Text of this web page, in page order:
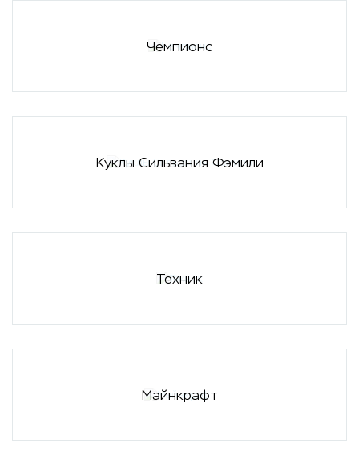
Чемпионс
Куклы Сильвания Фэмили
Техник
Майнкрафт